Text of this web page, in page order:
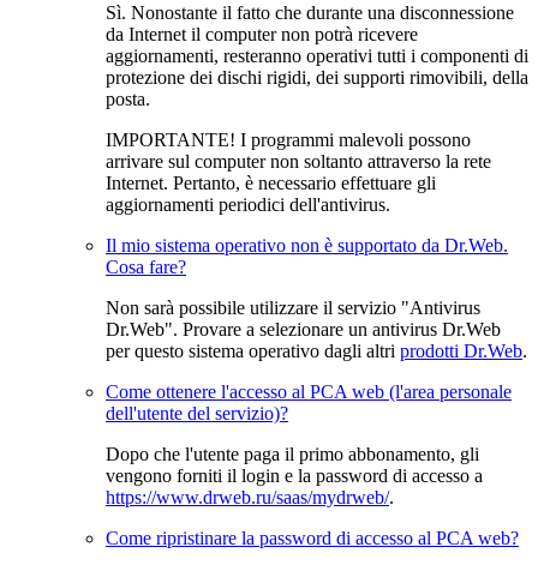
Sì. Nonostante il fatto che durante una disconnessione
da Internet il computer non potrà ricevere
aggiornamenti, resteranno operativi tutti i componenti di
protezione dei dischi rigidi, dei supporti rimovibili, della
posta.
IMPORTANTE! I programmi malevoli possono
arrivare sul computer non soltanto attraverso la rete
Internet. Pertanto, è necessario effettuare gli
aggiornamenti periodici dell'antivirus.
Il mio sistema operativo non è supportato da Dr.Web.
Cosa fare?
Non sarà possibile utilizzare il servizio "Antivirus
Dr.Web". Provare a selezionare un antivirus Dr.Web
per questo sistema operativo dagli altri prodotti Dr.Web.
Come ottenere l'accesso al PCA web (l'area personale
dell'utente del servizio)?
Dopo che l'utente paga il primo abbonamento, gli
vengono forniti il login e la password di accesso a
https://www.drweb.ru/saas/mydrweb/.
Come ripristinare la password di accesso al PCA web?